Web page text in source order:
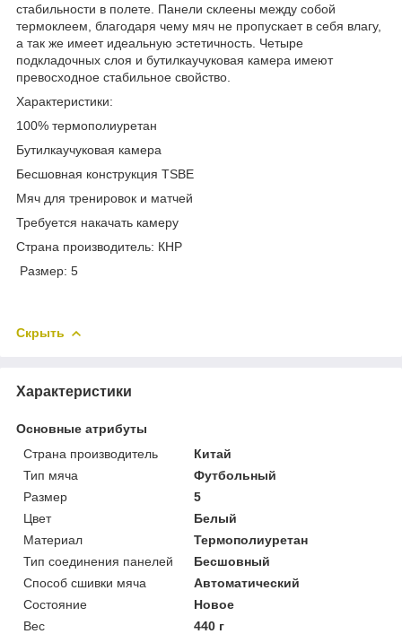
стабильности в полете. Панели склеены между собой
термоклеем, благодаря чему мяч не пропускает в себя влагу,
а так же имеет идеальную эстетичность. Четыре
подкладочных слоя и бутилкаучуковая камера имеют
превосходное стабильное свойство.
Характеристики:
100% термополиуретан
Бутилкаучуковая камера
Бесшовная конструкция TSBE
Мяч для тренировок и матчей
Требуется накачать камеру
Страна производитель: КНР
Размер: 5
Скрыть
Характеристики
Основные атрибуты
Страна производитель
Китай
Тип мяча
Футбольный
Размер
5
Цвет
Белый
Материал
Термополиуретан
Тип соединения панелей
Бесшовный
Способ сшивки мяча
Автоматический
Состояние
Новое
Вес
440 г